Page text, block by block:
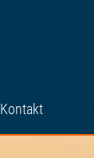
Kontakt